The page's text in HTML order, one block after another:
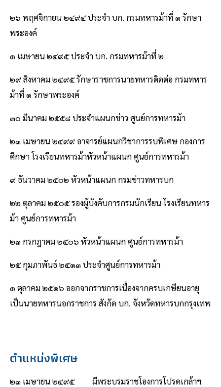
๒๖ พฤศจิกายน ๒๔๙๔ ประจํา บก. กรมทหารม้าที่ ๑ รักษา
พระองค์
๑ เมษายน ๒๔๙๕ ประจํา บก. กรมทหารม้าที่ ๒
๒๙ สิงหาคม ๒๔๙๕ รักษาราชการนายทหารติดต่อ กรมทหาร
ม้าที่ ๑ รักษาพระองค์
๓๐ มีนาคม ๒๕๕๘ ประจําแผนกข่าว ศูนย์การทหารม้า
๒๓ เมษายน ๒๔๙๙ อาจารย์แผนกวิชาการรบพิเศษ กองการ
ศึกษา โรงเรียนทหารม้าหัวหน้าแผนก ศูนย์การทหารม้า
๙ ธันวาคม ๒๕๐๒ หัวหน้าแผนก กรมข่าวทหารบก
๒๒ ตุลาคม ๒๕๐๕ รองผู้บังคับการกรมนักเรียน โรงเรียนทหาร
ม้า ศูนย์การทหารม้า
๒๓ กรกฎาคม ๒๕๐๖ หัวหน้าแผนก ศูนย์การทหารม้า
๒๕ กุมภาพันธ์ ๒๕๑๓ ประจำศูนย์การทหารม้า
๑ ตุลาคม ๒๕๑๖ ออกจากราชการเนื่องจากครบเกษียนอายุ
เป็นนายทหารนอกราชการ สังกัด บก. จังหวัดทหารบกกรุงเทพ
ตําแหน่งพิเศษ
๒๓ เมษายน ๒๔๙๕ มีพระบรมราชโองการโปรดเกล้าฯ